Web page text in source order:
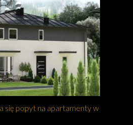
się popyt na apartamenty w